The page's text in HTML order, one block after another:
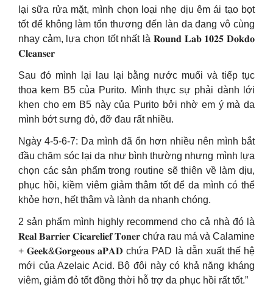
lại sữa rửa mặt, mình chọn loại nhẹ dịu êm ái tạo bọt
tốt để không làm tổn thương đến làn da đang vô cùng
nhạy cảm, lựa chọn tốt nhất là 𝐑𝐨𝐮𝐧𝐝 𝐋𝐚𝐛 𝟏𝟎𝟐𝟓 𝐃𝐨𝐤𝐝𝐨
𝐂𝐥𝐞𝐚𝐧𝐬𝐞𝐫
Sau đó mình lại lau lại bằng nước muối và tiếp tục
thoa kem B5 của Purito. Mình thực sự phải dành lới
khen cho em B5 này của Purito bởi nhờ em ý mà da
mình bớt sưng đỏ, đỡ đau rất nhiều.
Ngày 4-5-6-7: Da mình đã ổn hơn nhiều nên mình bắt
đầu chăm sóc lại da như bình thường nhưng mình lựa
chọn các sản phẩm trong routine sẽ thiên về làm dịu,
phục hồi, kiềm viêm giảm thâm tốt để da mình có thể
khỏe hơn, hết thâm và lành da nhanh chóng.
2 sản phẩm mình highly recommend cho cả nhà đó là
𝐑𝐞𝐚𝐥 𝐁𝐚𝐫𝐫𝐢𝐞𝐫 𝐂𝐢𝐜𝐚𝐫𝐞𝐥𝐢𝐞𝐟 𝐓𝐨𝐧𝐞𝐫 chứa rau má và Calamine
+ 𝐆𝐞𝐞𝐤&𝐆𝐨𝐫𝐠𝐞𝐨𝐮𝐬 𝐚𝐏𝐀𝐃 chứa PAD là dẫn xuất thế hệ
mới của Azelaic Acid. Bộ đôi này có khả năng kháng
viêm, giảm đỏ tốt đồng thời hỗ trợ da phục hồi rất tốt.”